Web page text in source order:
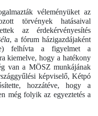
véleményüket az
törvények hatásaival
az érdekérvényesítés
, a fórum házigazdájaként
felhívta a figyelmet a
kiemelve, hogy a hatékony
van a MÖSZ munkájának
képviselő, Kétpó
hozzátéve, hogy a
még folyik az egyeztetés a